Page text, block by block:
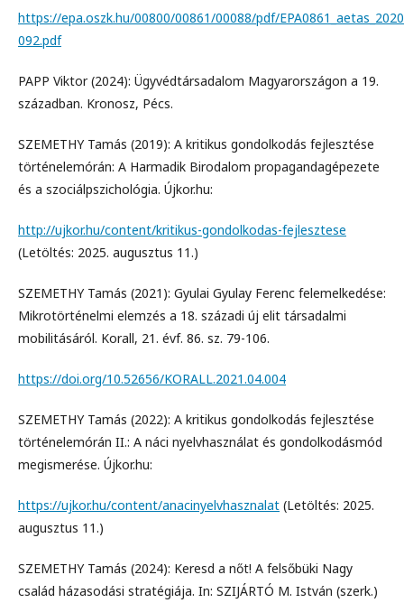
https://epa.oszk.hu/00800/00861/00088/pdf/
092.pdf
PAPP Viktor (2024): Ügyvédtársadalom Magyarországon a 19.
században. Kronosz, Pécs.
SZEMETHY Tamás (2019): A kritikus gondolkodás fejlesztése
történelemórán: A Harmadik Birodalom propagandagépezete
és a szociálpszichológia. Újkor.hu:
http://ujkor.hu/content/kritikus-gondolkodas-fejlesztese
(Letöltés: 2025. augusztus 11.)
SZEMETHY Tamás (2021): Gyulai Gyulay Ferenc felemelkedése:
Mikrotörténelmi elemzés a 18. századi új elit társadalmi
mobilitásáról. Korall, 21. évf. 86. sz. 79-106.
https://doi.org/10.52656/KORALL.2021.04.004
SZEMETHY Tamás (2022): A kritikus gondolkodás fejlesztése
történelemórán II.: A náci nyelvhasználat és gondolkodásmód
megismerése. Újkor.hu:
https://ujkor.hu/content/anacinyelvhasznalat (Letöltés: 2025.
augusztus 11.)
SZEMETHY Tamás (2024): Keresd a nőt! A felsőbüki Nagy
család házasodási stratégiája. In: SZIJÁRTÓ M. István (szerk.)